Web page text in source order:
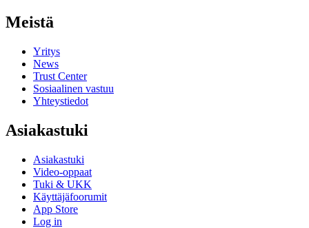
Meistä
Yritys
News
Trust Center
Sosiaalinen vastuu
Yhteystiedot
Asiakastuki
Asiakastuki
Video-oppaat
Tuki & UKK
Käyttäjäfoorumit
App Store
Log in